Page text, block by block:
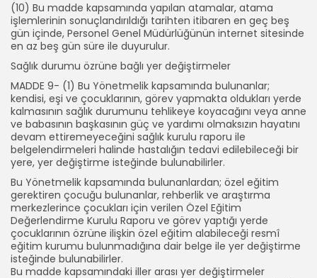
(10) Bu madde kapsamında yapılan atamalar, atama
işlemlerinin sonuçlandırıldığı tarihten itibaren en geç beş
gün içinde, Personel Genel Müdürlüğünün internet sitesinde
en az beş gün süre ile duyurulur.
Sağlık durumu özrüne bağlı yer değiştirmeler
MADDE 9- (1) Bu Yönetmelik kapsamında bulunanlar;
kendisi, eşi ve çocuklarının, görev yapmakta oldukları yerde
kalmasının sağlık durumunu tehlikeye koyacağını veya anne
ve babasının başkasının güç ve yardımı olmaksızın hayatını
devam ettiremeyeceğini sağlık kurulu raporu ile
belgelendirmeleri halinde hastalığın tedavi edilebileceği bir
yere, yer değiştirme isteğinde bulunabilirler.
Bu Yönetmelik kapsamında bulunanlardan; özel eğitim
gerektiren çocuğu bulunanlar, rehberlik ve araştırma
merkezlerince çocukları için verilen Özel Eğitim
Değerlendirme Kurulu Raporu ve görev yaptığı yerde
çocuklarının özrüne ilişkin özel eğitim alabileceği resmî
eğitim kurumu bulunmadığına dair belge ile yer değiştirme
isteğinde bulunabilirler.
Bu madde kapsamındaki iller arası yer değiştirmeler